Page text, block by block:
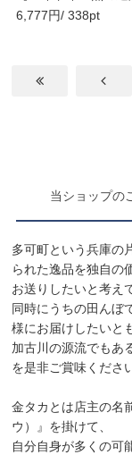
gaki Meister ..
6,777円/ 338pt
当ショップの
多可町という兵庫の
られた逸品を独自の
お送りしたいと考え
同時にうちの田んぼ
様にお届けしたいと
加古川の源流でもあ
を是非ご賞味くださ
金タカとは店主の名
ウ）』を掛けて、
自分自身が多くの可